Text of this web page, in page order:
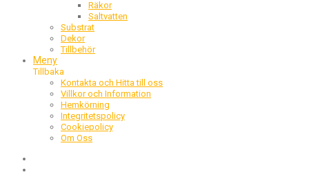
Räkor
Saltvatten
Substrat
Dekor
Tillbehör
Meny
Tillbaka
Kontakta och Hitta till oss
Villkor och Information
Hemkörning
Integritetspolicy
Cookiepolicy
Om Oss